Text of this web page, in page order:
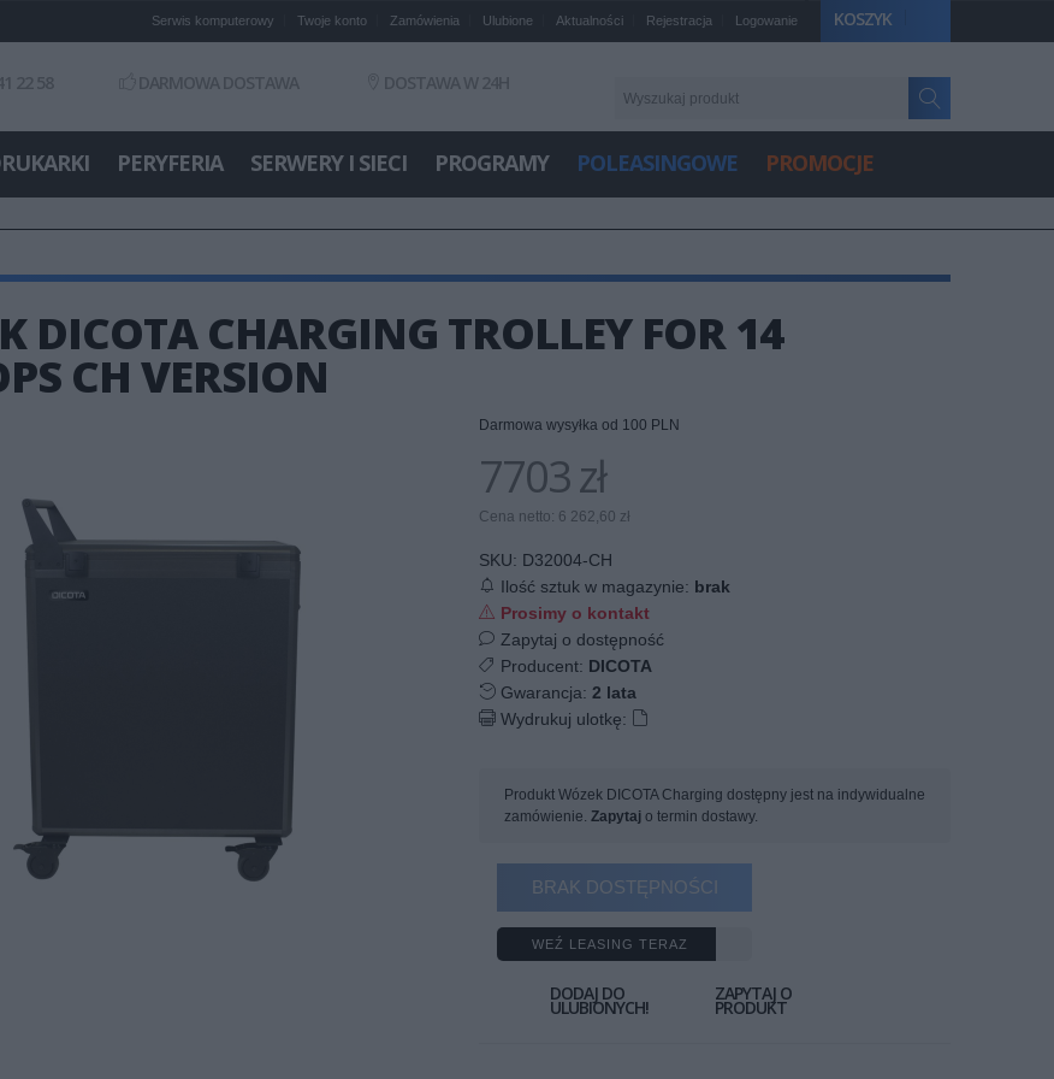
KOSZYK
Serwis komputerowy Twoje konto Zamówienia Ulubione Aktualności Rejestracja Logowanie
22 58 DARMOWA DOSTAWA DOSTAWA W 24H
PERYFERIA SERWERY I SIECI PROGRAMY POLEASINGOWE PROMOCJE
DICOTA CHARGING TROLLEY FOR 14
CH VERSION
Darmowa wysyłka od 100 PLN
7703 zł
Cena netto: 6 262,60 zł
SKU: D32004-CH
Ilość sztuk w magazynie: brak
Prosimy o kontakt
Zapytaj o dostępność
Producent: DICOTA
Gwarancja: 2 lata
Wydrukuj ulotkę:
Produkt Wózek DICOTA Charging dostępny jest na indywidualne
zamówienie. Zapytaj o termin dostawy.
BRAK DOSTĘPNOŚCI
WEŹ LEASING TERAZ
DODAJ DO
ULUBIONYCH!
ZAPYTAJ O
PRODUKT